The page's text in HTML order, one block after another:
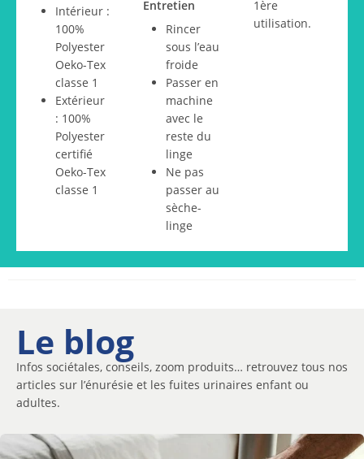
Intérieur :
100%
Polyester
Oeko-Tex
classe 1
Extérieur
: 100%
Polyester
certifié
Oeko-Tex
classe 1
Entretien
Rincer
sous l’eau
froide
Passer en
machine
avec le
reste du
linge
Ne pas
passer au
sèche-
linge
1ère
utilisation.
Le blog
Infos sociétales, conseils, zoom produits… retrouvez tous nos
articles sur l’énurésie et les fuites urinaires enfant ou
adultes.